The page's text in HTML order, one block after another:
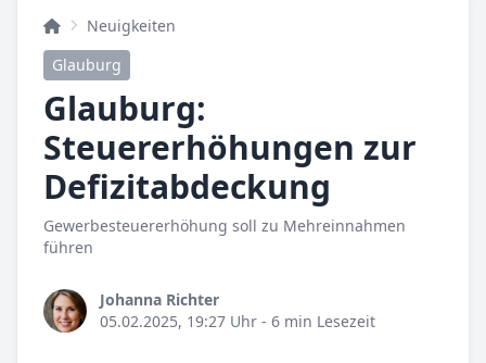
Neuigkeiten
Glauburg
Glauburg:
Steuererhöhungen zur
Defizitabdeckung
Gewerbesteuererhöhung soll zu Mehreinnahmen
führen
Johanna Richter
05.02.2025, 19:27 Uhr - 6 min Lesezeit